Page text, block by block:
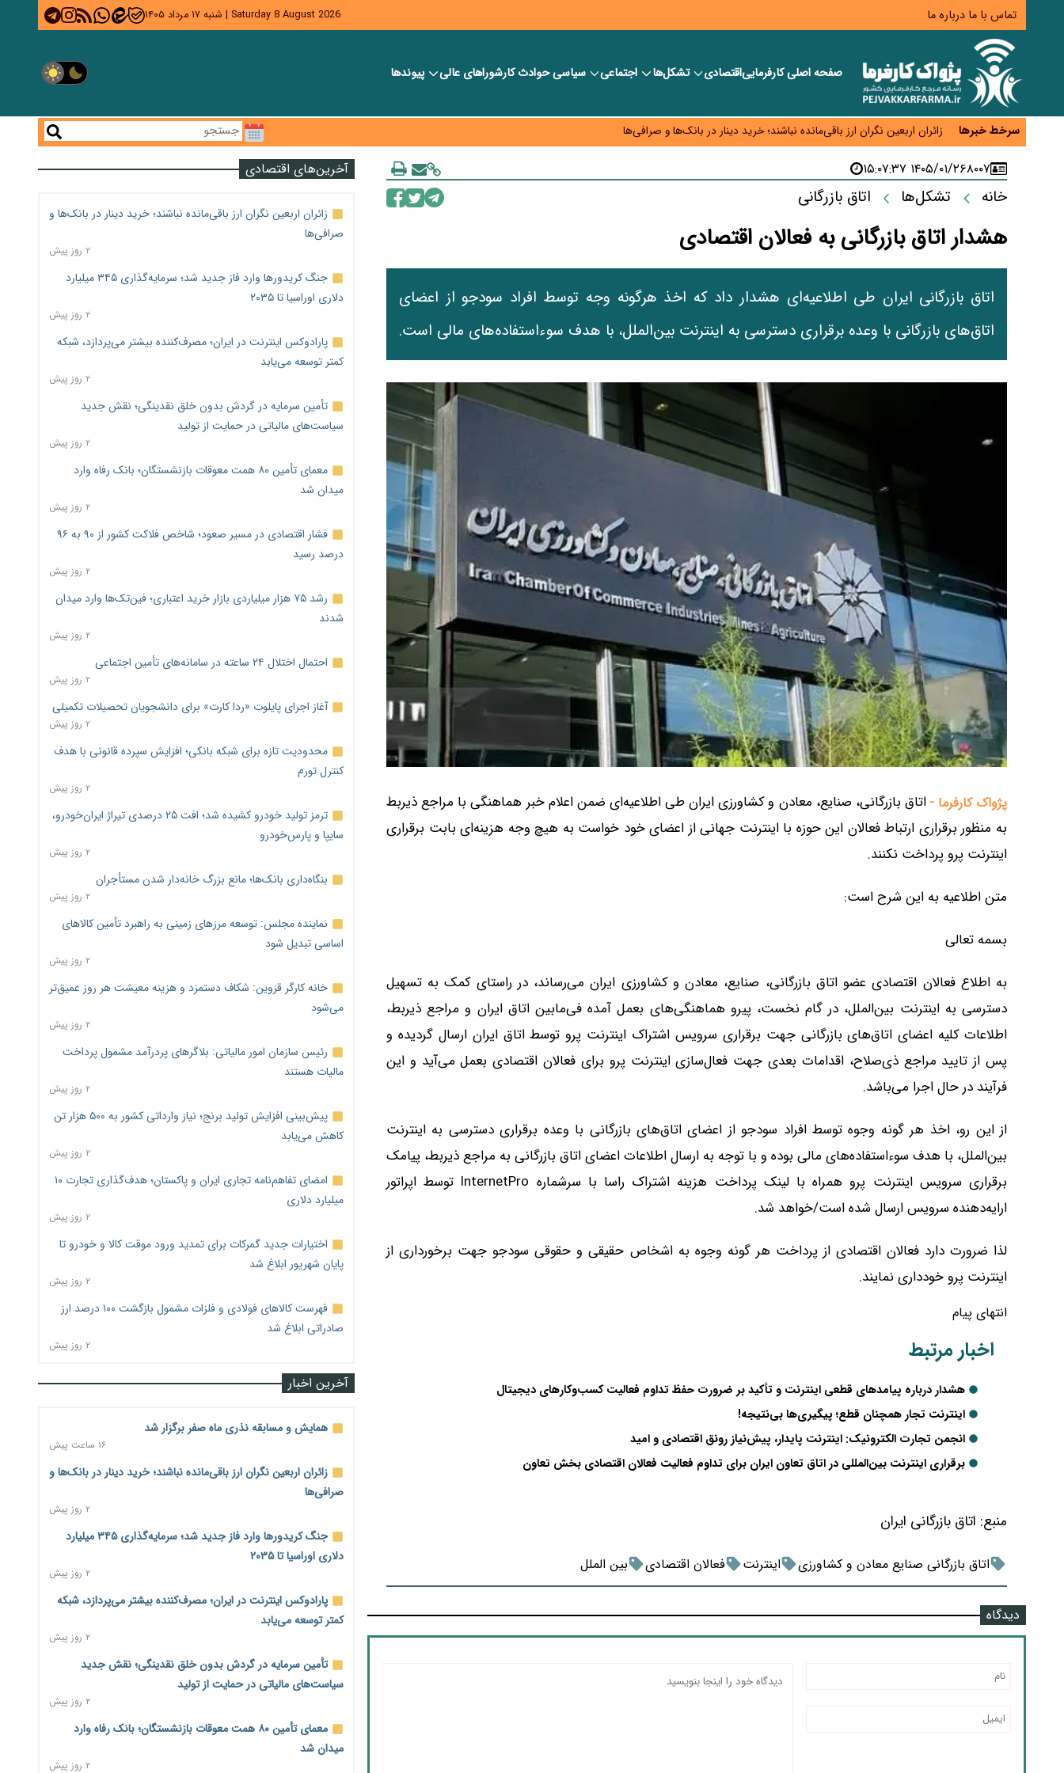
تماس با ما درباره ما Saturday 8 August 2026
| شنبه ۱۷ مرداد ۱۴۰۵
صفحه اصلیکارفرماییاقتصادی تشکل‌ها اجتماعی سیاسیحوادث کارشورا‎های عالی پیوندها
سرخط خبرها
همایش و مسابقه نذری ماه صفر برگزار شد
زائران اربعین نگران ارز باقی‌مانده نباشند؛ خرید دینار در بانک‌ها و صرافی‌ها
جنگ کریدورها وارد فاز جدید شد؛ سرمایه‌گذاری ۳۴۵ میلیارد دلاری اوراسیا تا ۲۰۳۵
پارادوکس اینترنت در ایران؛ مصرف‌کننده بیشتر می‌پردازد، شبکه کمتر توسعه می‌یابد
تأمین سرمایه در گردش بدون خلق نقدینگی؛ نقش جدید سیاست‌های مالیاتی در حمایت از تولید
۸۰۰۷۱۴۰۵/۰۱/۲۶ ۱۵:۰۷:۳۷
خانه تشکل‌ها اتاق بازرگانی
هشدار اتاق بازرگانی به فعالان اقتصادی
اتاق بازرگانی ایران طی اطلاعیه‌ای هشدار داد که اخذ هرگونه وجه توسط افراد سودجو از اعضای
اتاق‌های بازرگانی با وعده برقراری دسترسی به اینترنت بین‌الملل، با هدف سوءاستفاده‌های مالی است.
پژواک کارفرما - اتاق بازرگانی، صنایع، معادن و کشاورزی ایران طی اطلاعیه‌ای ضمن اعلام خبر هماهنگی با مراجع ذیربط
به منظور برقراری ارتباط فعالان این حوزه با اینترنت جهانی از اعضای خود خواست به هیچ وجه هزینه‌ای بابت برقراری
اینترنت پرو پرداخت نکنند.
متن اطلاعیه به این شرح است:
بسمه تعالی
به اطلاع فعالان اقتصادی عضو اتاق بازرگانی، صنایع، معادن و کشاورزی ایران می‌رساند، در راستای کمک به تسهیل
دسترسی به اینترنت بین‌الملل، در گام نخست، پیرو هماهنگی‌های بعمل آمده فی‌مابین اتاق ایران و مراجع ذیربط،
اطلاعات کلیه اعضای اتاق‌های بازرگانی جهت برقراری سرویس اشتراک اینترنت پرو توسط اتاق ایران ارسال گردیده و
پس از تایید مراجع ذی‌صلاح، اقدامات بعدی جهت فعال‌سازی اینترنت پرو برای فعالان اقتصادی بعمل می‌آید و این
فرآیند در حال اجرا می‌باشد.
از این رو، اخذ هر گونه وجوه توسط افراد سودجو از اعضای اتاق‌های بازرگانی با وعده برقراری دسترسی به اینترنت
بین‌الملل، با هدف سوءاستفاده‌های مالی بوده و با توجه به ارسال اطلاعات اعضای اتاق بازرگانی به مراجع ذیربط، پیامک
برقراری سرویس اینترنت پرو همراه با لینک پرداخت هزینه اشتراک راسا با سرشماره InternetPro توسط اپراتور
ارایه‌دهنده سرویس ارسال شده است/خواهد شد.
لذا ضرورت دارد فعالان اقتصادی از پرداخت هر گونه وجوه به اشخاص حقیقی و حقوقی سودجو جهت برخورداری از
اینترنت پرو خودداری نمایند.
انتهای پیام
اخبار مرتبط
هشدار درباره پیامدهای قطعی اینترنت و تأکید بر ضرورت حفظ تداوم فعالیت کسب‌وکارهای دیجیتال
اینترنت تجار همچنان قطع؛ پیگیری‌ها بی‌نتیجه!
انجمن تجارت الکترونیک: اینترنت پایدار، پیش‌نیاز رونق اقتصادی و امید
برقراری اینترنت بین‌المللی در اتاق تعاون ایران برای تداوم فعالیت فعالان اقتصادی بخش تعاون
منبع: اتاق بازرگانی ایران
اتاق بازرگانی صنایع معادن و کشاورزی اینترنت فعالان اقتصادی بین الملل
دیدگاه
آخرین‌های اقتصادی
زائران اربعین نگران ارز باقی‌مانده نباشند؛ خرید دینار در بانک‌ها و
صرافی‌ها
۲ روز پیش
جنگ کریدورها وارد فاز جدید شد؛ سرمایه‌گذاری ۳۴۵ میلیارد
دلاری اوراسیا تا ۲۰۳۵
۲ روز پیش
پارادوکس اینترنت در ایران؛ مصرف‌کننده بیشتر می‌پردازد، شبکه
کمتر توسعه می‌یابد
۲ روز پیش
تأمین سرمایه در گردش بدون خلق نقدینگی؛ نقش جدید
سیاست‌های مالیاتی در حمایت از تولید
۲ روز پیش
معمای تأمین ۸۰ همت معوقات بازنشستگان؛ بانک رفاه وارد
میدان شد
۲ روز پیش
فشار اقتصادی در مسیر صعود؛ شاخص فلاکت کشور از ۹۰ به ۹۶
درصد رسید
۲ روز پیش
رشد ۷۵ هزار میلیاردی بازار خرید اعتباری؛ فین‌تک‌ها وارد میدان
شدند
۲ روز پیش
احتمال اختلال ۲۴ ساعته در سامانه‌های تأمین اجتماعی
۲ روز پیش
آغاز اجرای پایلوت «ردا کارت» برای دانشجویان تحصیلات تکمیلی
۲ روز پیش
محدودیت تازه برای شبکه بانکی؛ افزایش سپرده قانونی با هدف
کنترل تورم
۲ روز پیش
ترمز تولید خودرو کشیده شد؛ افت ۲۵ درصدی تیراژ ایران‌خودرو،
سایپا و پارس‌خودرو
۲ روز پیش
بنگاه‌داری بانک‌ها؛ مانع بزرگ خانه‌دار شدن مستأجران
۲ روز پیش
نماینده مجلس: توسعه مرزهای زمینی به راهبرد تأمین کالاهای
اساسی تبدیل شود
۲ روز پیش
خانه کارگر قزوین: شکاف دستمزد و هزینه معیشت هر روز عمیق‌تر
می‌شود
۲ روز پیش
رئیس سازمان امور مالیاتی: بلاگرهای پردرآمد مشمول پرداخت
مالیات هستند
۲ روز پیش
پیش‌بینی افزایش تولید برنج؛ نیاز وارداتی کشور به ۵۰۰ هزار تن
کاهش می‌یابد
۲ روز پیش
امضای تفاهم‌نامه تجاری ایران و پاکستان؛ هدف‌گذاری تجارت ۱۰
میلیارد دلاری
۲ روز پیش
اختیارات جدید گمرکات برای تمدید ورود موقت کالا و خودرو تا
پایان شهریور ابلاغ شد
۲ روز پیش
فهرست کالاهای فولادی و فلزات مشمول بازگشت ۱۰۰ درصد ارز
صادراتی ابلاغ شد
۲ روز پیش
آخرین اخبار
همایش و مسابقه نذری ماه صفر برگزار شد
۱۶ ساعت پیش
زائران اربعین نگران ارز باقی‌مانده نباشند؛ خرید دینار در بانک‌ها و
صرافی‌ها
۲ روز پیش
جنگ کریدورها وارد فاز جدید شد؛ سرمایه‌گذاری ۳۴۵ میلیارد
دلاری اوراسیا تا ۲۰۳۵
۲ روز پیش
پارادوکس اینترنت در ایران؛ مصرف‌کننده بیشتر می‌پردازد، شبکه
کمتر توسعه می‌یابد
۲ روز پیش
تأمین سرمایه در گردش بدون خلق نقدینگی؛ نقش جدید
سیاست‌های مالیاتی در حمایت از تولید
۲ روز پیش
معمای تأمین ۸۰ همت معوقات بازنشستگان؛ بانک رفاه وارد
میدان شد
۲ روز پیش